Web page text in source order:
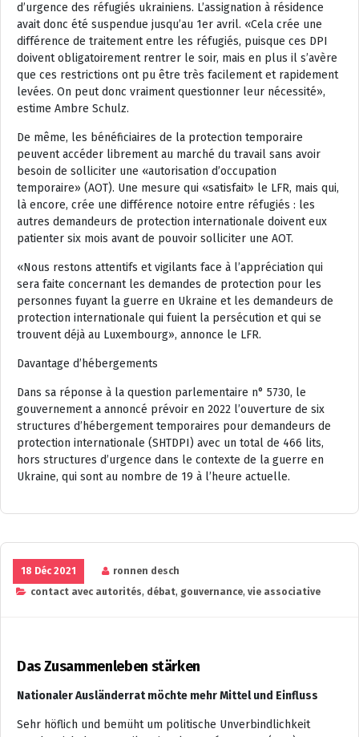
d’urgence des réfugiés ukrainiens. L’assignation à résidence
avait donc été suspendue jusqu’au 1er avril. «Cela crée une
différence de traitement entre les réfugiés, puisque ces DPI
doivent obligatoirement rentrer le soir, mais en plus il s’avère
que ces restrictions ont pu être très facilement et rapidement
levées. On peut donc vraiment questionner leur nécessité»,
estime Ambre Schulz.
De même, les bénéficiaires de la protection temporaire
peuvent accéder librement au marché du travail sans avoir
besoin de solliciter une «autorisation d’occupation
temporaire» (AOT). Une mesure qui «satisfait» le LFR, mais qui,
là encore, crée une différence notoire entre réfugiés : les
autres demandeurs de protection internationale doivent eux
patienter six mois avant de pouvoir solliciter une AOT.
«Nous restons attentifs et vigilants face à l’appréciation qui
sera faite concernant les demandes de protection pour les
personnes fuyant la guerre en Ukraine et les demandeurs de
protection internationale qui fuient la persécution et qui se
trouvent déjà au Luxembourg», annonce le LFR.
Davantage d’hébergements
Dans sa réponse à la question parlementaire n° 5730, le
gouvernement a annoncé prévoir en 2022 l’ouverture de six
structures d’hébergement temporaires pour demandeurs de
protection internationale (SHTDPI) avec un total de 466 lits,
hors structures d’urgence dans le contexte de la guerre en
Ukraine, qui sont au nombre de 19 à l’heure actuelle.
18 Déc 2021
ronnen desch
contact avec autorités, débat, gouvernance, vie associative
Das Zusammenleben stärken
Nationaler Ausländerrat möchte mehr Mittel und Einfluss
Sehr höflich und bemüht um politische Unverbindlichkeit